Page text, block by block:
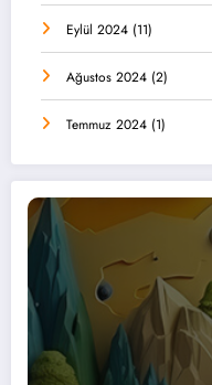
Eylül 2024 (11)
Ağustos 2024 (2)
Temmuz 2024 (1)